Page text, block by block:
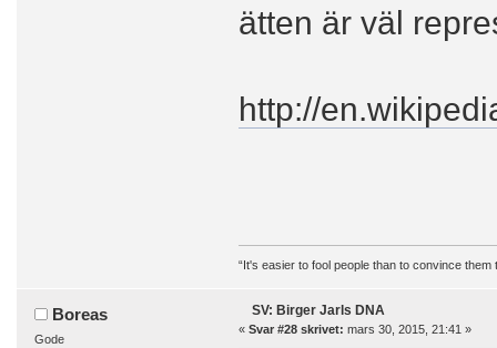
ätten är väl
http://
“It's easier to fool people than to convince them
Boreas
Gode
SV: Birger Jarls DNA
« Svar #28 skrivet: mars 30, 2015, 21:41 »